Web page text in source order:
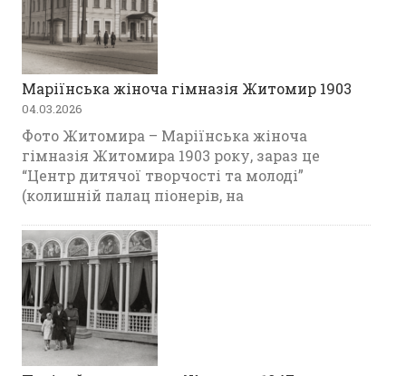
Маріїнська жіноча гімназія Житомир 1903
04.03.2026
Фото Житомира – Маріїнська жіноча
гімназія Житомира 1903 року, зараз це
“Центр дитячої творчості та молоді”
(колишній палац піонерів, на